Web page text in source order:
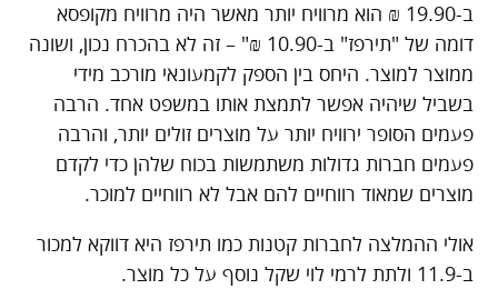
ב-19.90 ₪ הוא מרוויח יותר מאשר היה מרוויח מקופסא
דומה של "תירפז" ב-10.90 ₪" – זה לא בהכרח נכון, ושונה
ממוצר למוצר. היחס בין הספק לקמעונאי מורכב מידי
בשביל שיהיה אפשר לתמצת אותו במשפט אחד. הרבה
פעמים הסופר ירוויח יותר על מוצרים זולים יותר, והרבה
פעמים חברות גדולות משתמשות בכוח שלהן כדי לקדם
מוצרים שמאוד רווחיים להם אבל לא רווחיים למוכר.
אולי ההמלצה לחברות קטנות כמו תירפז היא דווקא למכור
ב-11.9 ולתת לרמי לוי שקל נוסף על כל מוצר.